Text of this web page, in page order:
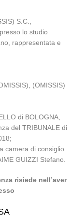
S.C.,
lo studio
rappresentata e
(OMISSIS)
di BOLOGNA,
del TRIBUNALE di
camera di consiglio
GUIZZI Stefano.
risiede nell’aver